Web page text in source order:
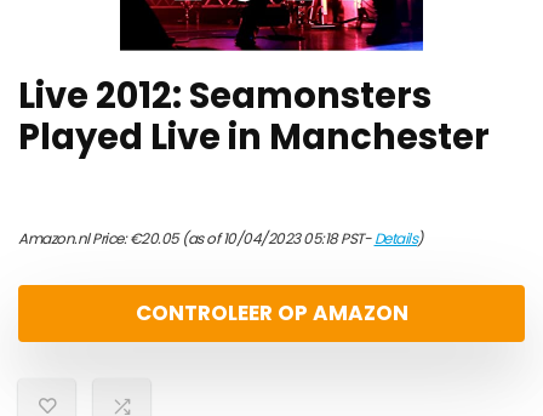
Live 2012: Seamonsters
Played Live in Manchester
Amazon.nl Price:€20.05(as of 10/04/2023 05:18 PST-Details)
CONTROLEER OP AMAZON